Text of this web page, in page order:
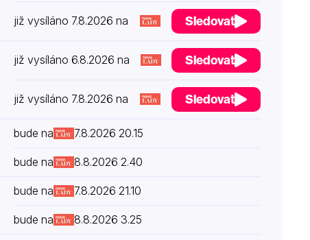
již vysíláno 7.8.2026 na Sledovat
již vysíláno 6.8.2026 na Sledovat
již vysíláno 7.8.2026 na Sledovat
bude na 7.8.2026 20.15
bude na 8.8.2026 2.40
bude na 7.8.2026 21.10
bude na 8.8.2026 3.25